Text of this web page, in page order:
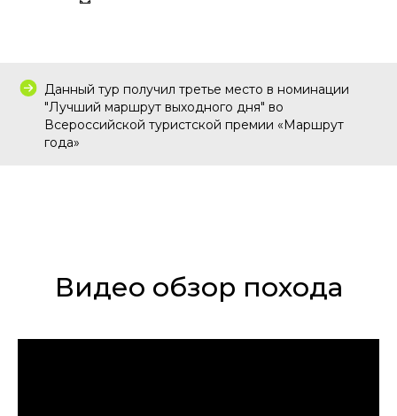
Данный тур получил третье место в номинации
"Лучший маршрут выходного дня" во
Всероссийской туристской премии «Маршрут
года»
Видео обзор похода